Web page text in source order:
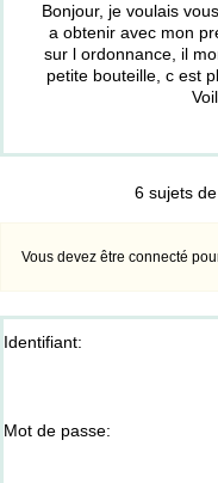
Bonjour, je voulais
a obtenir avec mon
sur l ordonnance, il
petite bouteille, c est
6 sujets
Vous devez être connecté
Identifiant:
Mot de passe: